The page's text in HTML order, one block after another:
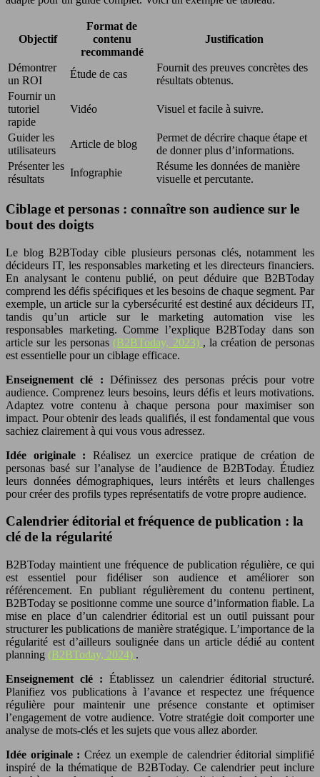
Objectif
Format de
contenu
recommandé
Justification
Démontrer
un ROI
Étude de cas
Fournit des preuves concrètes des
résultats obtenus.
Fournir un
tutoriel
rapide
Vidéo Visuel et facile à suivre.
Guider les
utilisateurs
Article de blog
Permet de décrire chaque étape et
de donner plus d’informations.
Présenter les
résultats
Infographie
Résume les données de manière
visuelle et percutante.
Ciblage et personas : connaître son audience sur le
bout des doigts
Le blog B2BToday cible plusieurs personas clés, notamment les
décideurs IT, les responsables marketing et les directeurs financiers.
En analysant le contenu publié, on peut déduire que B2BToday
comprend les défis spécifiques et les besoins de chaque segment. Par
exemple, un article sur la cybersécurité est destiné aux décideurs IT,
tandis qu’un article sur le marketing automation vise les
responsables marketing. Comme l’explique B2BToday dans son
article sur les personas (B2BToday, 2023) , la création de personas
est essentielle pour un ciblage efficace.
Enseignement clé : Définissez des personas précis pour votre
audience. Comprenez leurs besoins, leurs défis et leurs motivations.
Adaptez votre contenu à chaque persona pour maximiser son
impact. Pour obtenir des leads qualifiés, il est fondamental que vous
sachiez clairement à qui vous vous adressez.
Idée originale : Réalisez un exercice pratique de création de
personas basé sur l’analyse de l’audience de B2BToday. Étudiez
leurs données démographiques, leurs intérêts et leurs challenges
pour créer des profils types représentatifs de votre propre audience.
Calendrier éditorial et fréquence de publication : la
clé de la régularité
B2BToday maintient une fréquence de publication régulière, ce qui
est essentiel pour fidéliser son audience et améliorer son
référencement. En publiant régulièrement du contenu pertinent,
B2BToday se positionne comme une source d’information fiable. La
mise en place d’un calendrier éditorial est un outil puissant pour
structurer les publications de manière stratégique. L’importance de la
régularité est d’ailleurs soulignée dans un article dédié au content
planning (B2BToday, 2024) .
Enseignement clé :Établissez un calendrier éditorial structuré.
Planifiez vos publications à l’avance et respectez une fréquence
régulière pour maintenir une présence constante et optimiser
l’engagement de votre audience. Votre stratégie doit comporter une
analyse de mots-clés et les sujets que vous allez aborder.
Idée originale : Créez un exemple de calendrier éditorial simplifié
inspiré de la thématique de B2BToday. Ce calendrier peut inclure